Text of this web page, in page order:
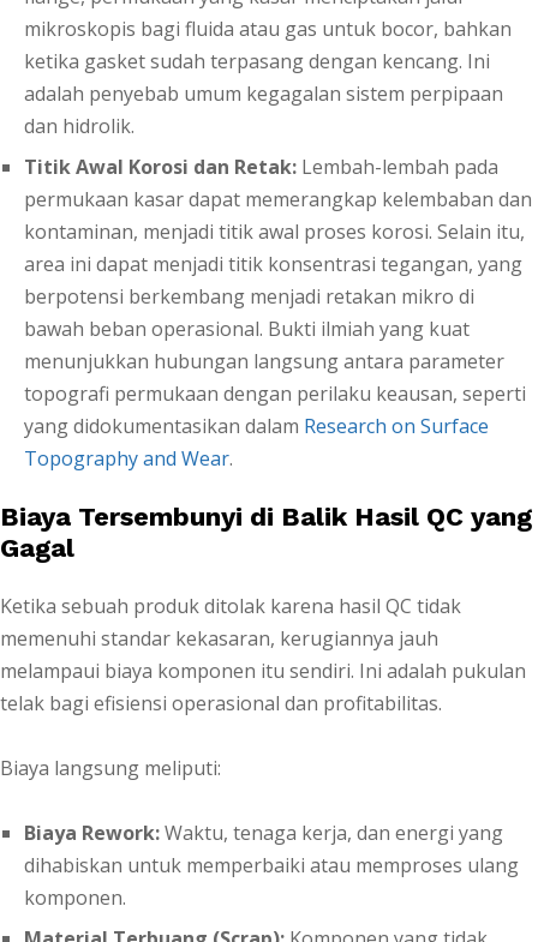
mikroskopis bagi fluida atau gas untuk bocor, bahkan
ketika gasket sudah terpasang dengan kencang. Ini
adalah penyebab umum kegagalan sistem perpipaan
dan hidrolik.
Titik Awal Korosi dan Retak: Lembah-lembah pada
permukaan kasar dapat memerangkap kelembaban dan
kontaminan, menjadi titik awal proses korosi. Selain itu,
area ini dapat menjadi titik konsentrasi tegangan, yang
berpotensi berkembang menjadi retakan mikro di
bawah beban operasional. Bukti ilmiah yang kuat
menunjukkan hubungan langsung antara parameter
topografi permukaan dengan perilaku keausan, seperti
yang didokumentasikan dalam Research on Surface
Topography and Wear.
Biaya Tersembunyi di Balik Hasil QC yang
Gagal
Ketika sebuah produk ditolak karena hasil QC tidak
memenuhi standar kekasaran, kerugiannya jauh
melampaui biaya komponen itu sendiri. Ini adalah pukulan
telak bagi efisiensi operasional dan profitabilitas.
Biaya langsung meliputi:
Biaya Rework:Waktu, tenaga kerja, dan energi yang
dihabiskan untuk memperbaiki atau memproses ulang
komponen.